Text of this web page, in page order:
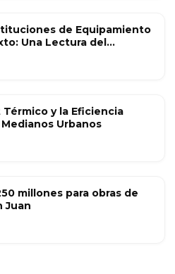
de Equipamiento
Una Lectura del
y la Eficiencia
Urbanos
millones para obras de
Juan